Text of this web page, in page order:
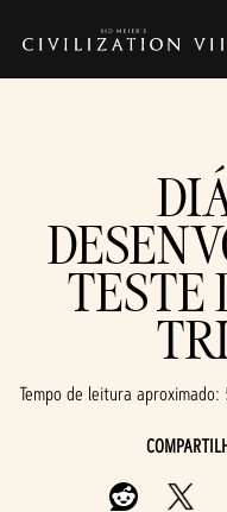
TESTE
Tempo de leitura aproximado